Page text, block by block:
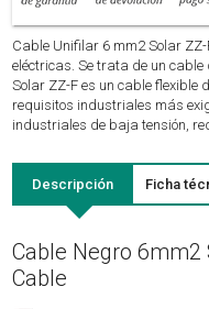
Cable Unifilar 6 mm2 Solar
eléctricas. Se trata de un cable
Solar ZZ-F es un cable
requisitos industriales más
industriales de baja tensión,
Descripción Ficha
Cable Negro 6mm2
Cable